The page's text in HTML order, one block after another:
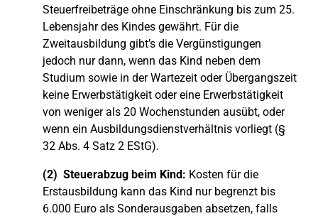
Steuerfreibeträge ohne Einschränkung bis zum 25.
Lebensjahr des Kindes gewährt. Für die
Zweitausbildung gibt’s die Vergünstigungen
jedoch nur dann, wenn das Kind neben dem
Studium sowie in der Wartezeit oder Übergangszeit
keine Erwerbstätigkeit oder eine Erwerbstätigkeit
von weniger als 20 Wochenstunden ausübt, oder
wenn ein Ausbildungsdienstverhältnis vorliegt (§
32 Abs. 4 Satz 2 EStG).
(2) Steuerabzug beim Kind: Kosten für die
Erstausbildung kann das Kind nur begrenzt bis
6.000 Euro als Sonderausgaben absetzen, falls